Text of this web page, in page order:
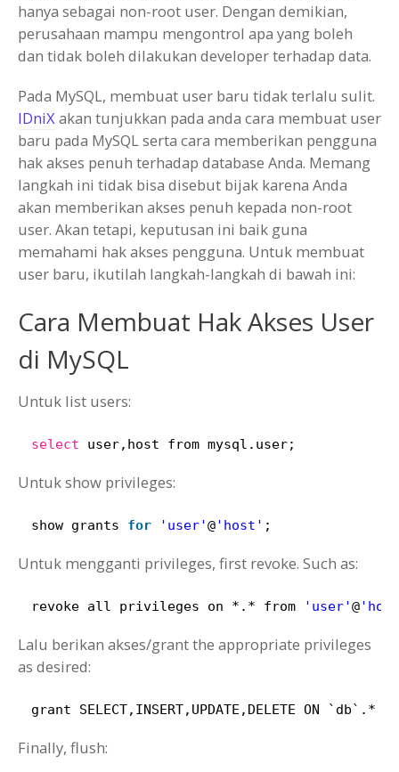
hanya sebagai non-root user. Dengan demikian,
perusahaan mampu mengontrol apa yang boleh
dan tidak boleh dilakukan developer terhadap data.
Pada MySQL, membuat user baru tidak terlalu sulit.
IDniXakan tunjukkan pada anda cara membuat user
baru pada MySQL serta cara memberikan pengguna
hak akses penuh terhadap database Anda. Memang
langkah ini tidak bisa disebut bijak karena Anda
akan memberikan akses penuh kepada non-root
user. Akan tetapi, keputusan ini baik guna
memahami hak akses pengguna. Untuk membuat
user baru, ikutilah langkah-langkah di bawah ini:
Cara Membuat Hak Akses User
di MySQL
Untuk list users:
select user,host from mysql.user;
Untuk show privileges:
show grants for 'user'@'host' ;
Untuk mengganti privileges, first revoke. Such as:
revoke all privileges on *.* from 'user'@
Lalu berikan akses/grant the appropriate privileges
as desired:
grant SELECT,INSERT,UPDATE,DELETE ON `db`.*
Finally, flush: